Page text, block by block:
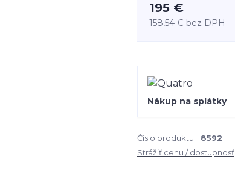
195 €
158,54 € bez DPH
Nákup na splátky
Číslo produktu: 8592
Strážiť cenu / dostupnosť